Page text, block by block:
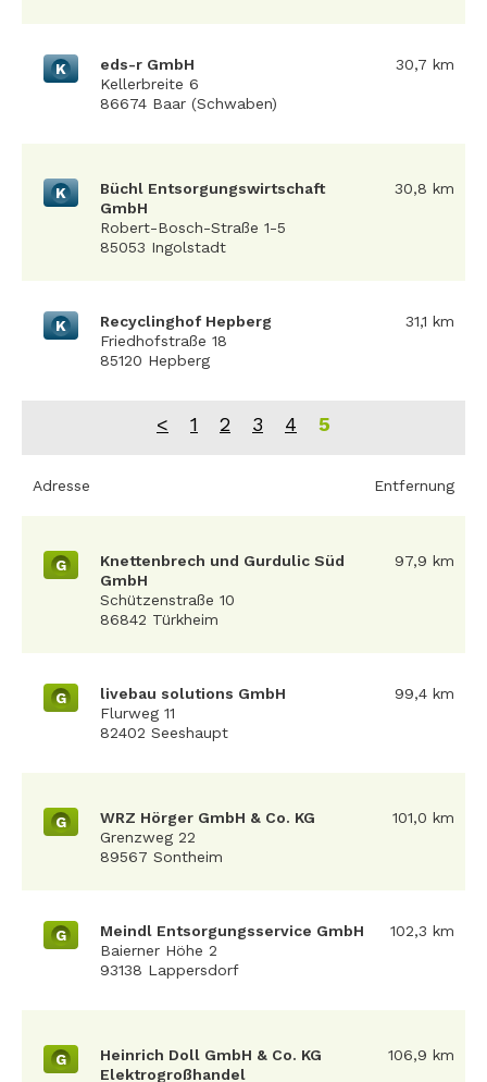
K
eds-r GmbH
Kellerbreite 6
86674 Baar (Schwaben)
30,7 km
K
Büchl Entsorgungswirtschaft
GmbH
Robert-Bosch-Straße 1-5
85053 Ingolstadt
30,8 km
K
Recyclinghof Hepberg
Friedhofstraße 18
85120 Hepberg
31,1 km
< 1 2 3 4 5
Adresse Entfernung
G
Knettenbrech und Gurdulic Süd
GmbH
Schützenstraße 10
86842 Türkheim
97,9 km
G
livebau solutions GmbH
Flurweg 11
82402 Seeshaupt
99,4 km
G
WRZ Hörger GmbH & Co. KG
Grenzweg 22
89567 Sontheim
101,0 km
G
Meindl Entsorgungsservice GmbH
Baierner Höhe 2
93138 Lappersdorf
102,3 km
G
Heinrich Doll GmbH & Co. KG
Elektrogroßhandel
106,9 km